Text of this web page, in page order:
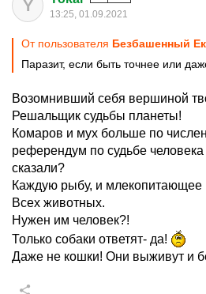
Y 13:25, 01.09.2021
От пользователя Безбашенный
Паразит, если быть точнее или
Возомнивший себя вершиной
Решальщик судьбы планеты!
Комаров и мух больше по
референдум по судьбе
сказали?
Каждую рыбу, и млекопитающее
Всех животных.
Нужен им человек?!
Только собаки ответят- да!
Даже не кошки! Они выживут и